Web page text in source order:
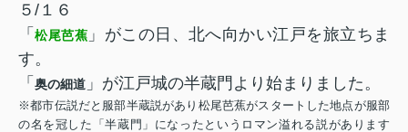
５/１６
「松尾芭蕉 」がこの日、北へ向かい江戸を旅立ちま
す。
「 奥の細道 」が江戸城の半蔵門より始まりました。
※都市伝説だと服部半蔵説があり松尾芭蕉がスタートした地点が服部
の名を冠した「半蔵門」になったというロマン溢れる説があります